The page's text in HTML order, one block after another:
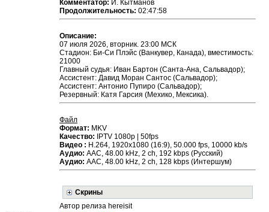
Комментатор: И. Кытманов
Продолжительность: 02:47:58
Описание:
07 июля 2026, вторник. 23:00 МСК
Стадион: Би-Си Плэйс (Ванкувер, Канада), вместимость:
21000
Главный судья: Иван Бартон (Санта-Ана, Сальвадор);
Ассистент: Давид Моран Сантос (Сальвадор);
Ассистент: Антонио Пупиро (Сальвадор);
Резервный: Катя Гарсия (Мехико, Мексика).
Файл
Формат: MKV
Качество:
IPTV 1080p | 50fps
Видео : H.264, 1920x1080 (16:9), 50.000 fps, 10000 kb/s
Аудио: ААС, 48.00 kHz, 2 ch, 192 kbps (Русский)
Аудио: ААС, 48.00 kHz, 2 ch, 128 kbps (Интершум)
Скрины
Автор релиза hereisit